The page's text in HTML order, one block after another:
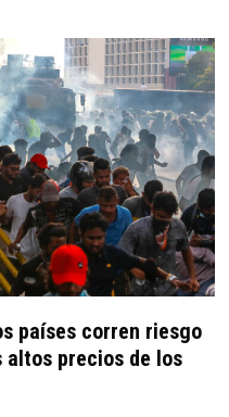
países corren riesgo
precios de los